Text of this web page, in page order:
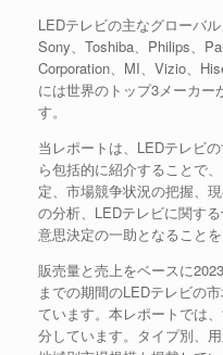
LEDテレビの主なグローバ
Sony、Toshiba、Philips、
Corporation、MI、Vizio、
には世界のトップ3メーカ
す。
当レポートは、LEDテレビ
ら包括的に紹介することで
定、市場競争状況の把握、
の分析、LEDテレビに関す
意思決定の一助となることを
販売量と売上をベースに
までの期間のLEDテレビの
ています。本レポートでは
分しています。タイプ別、